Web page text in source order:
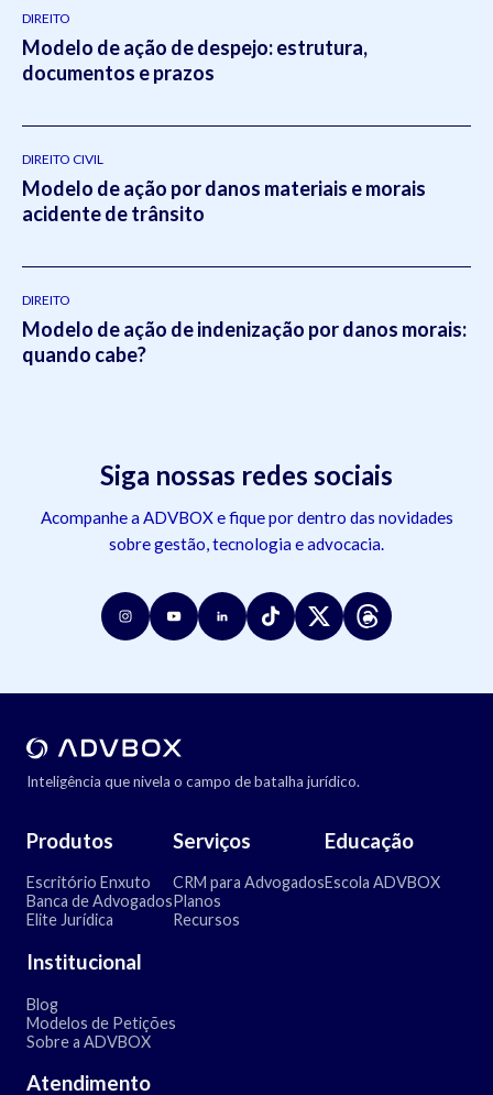
DIREITO
Modelo de ação de despejo: estrutura,
documentos e prazos
DIREITO CIVIL
Modelo de ação por danos materiais e morais
acidente de trânsito
DIREITO
Modelo de ação de indenização por danos morais:
quando cabe?
Siga nossas redes sociais
Acompanhe a ADVBOX e fique por dentro das novidades
sobre gestão, tecnologia e advocacia.
Inteligência que nivela o campo de batalha jurídico.
Produtos
Escritório Enxuto
Banca de Advogados
Elite Jurídica
Serviços
CRM para Advogados
Planos
Recursos
Educação
Escola ADVBOX
Institucional
Blog
Modelos de Petições
Sobre a ADVBOX
Atendimento